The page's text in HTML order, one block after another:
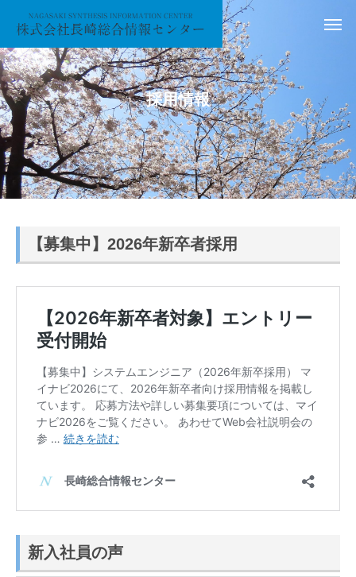
採用情報
【募集中】2026年新卒者採用
新入社員の声